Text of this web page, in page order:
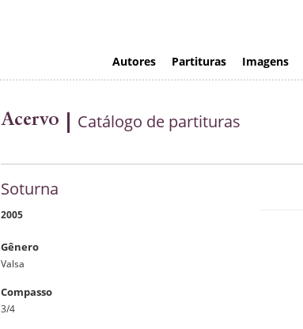
Autores Partituras Imagens
Acervo Catálogo de partituras
Soturna
2005
Gênero
Valsa
Compasso
3/4